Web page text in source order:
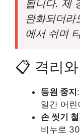
됩니다. 제
완화되더라
에서 쉬며
📋 격리
등원 중지
일간 어린
손 씻기
비누로